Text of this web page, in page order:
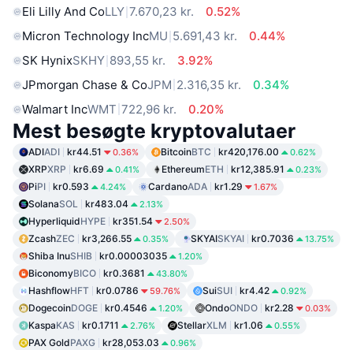
Eli Lilly And CoLLY 7.670,23 kr.
0.52%
Micron Technology IncMU 5.691,43 kr.
0.44%
SK HynixSKHY 893,55 kr.
3.92%
JPmorgan Chase & CoJPM 2.316,35 kr.
0.34%
Walmart IncWMT 722,96 kr. 0.20%
Mest besøgte kryptovalutaer
ADIADI kr44.51 0.36% BitcoinBTC kr420,176.00 0.62%
XRPXRP kr6.69 0.41% EthereumETH kr12,385.91 0.23%
PiPI kr0.593 4.24% CardanoADA kr1.29 1.67%
SolanaSOL kr483.04 2.13%
HyperliquidHYPE kr351.54 2.50%
ZcashZEC kr3,266.55 0.35% SKYAISKYAI kr0.7036 13.75%
Shiba InuSHIB kr0.00003035 1.20%
BiconomyBICO kr0.3681 43.80%
HashflowHFT kr0.0786 59.76% SuiSUI kr4.42 0.92%
DogecoinDOGE kr0.4546 1.20% OndoONDO kr2.28 0.03%
KaspaKAS kr0.1711 2.76% StellarXLM kr1.06 0.55%
PAX GoldPAXG kr28,053.03 0.96%